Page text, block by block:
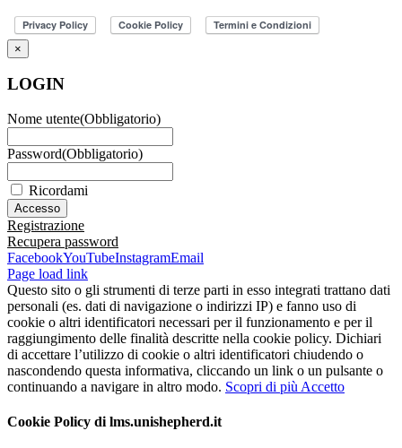
×
LOGIN
Nome utente(Obbligatorio)
Password(Obbligatorio)
Ricordami
Registrazione
Recupera password
FacebookYouTubeInstagramEmail
Page load link
Questo sito o gli strumenti di terze parti in esso integrati trattano dati
personali (es. dati di navigazione o indirizzi IP) e fanno uso di
cookie o altri identificatori necessari per il funzionamento e per il
raggiungimento delle finalità descritte nella cookie policy. Dichiari
di accettare l’utilizzo di cookie o altri identificatori chiudendo o
nascondendo questa informativa, cliccando un link o un pulsante o
continuando a navigare in altro modo. Scopri di più Accetto
Cookie Policy di lms.unishepherd.it